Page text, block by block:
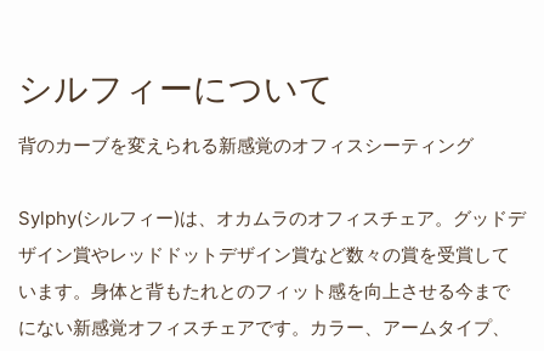
シルフィーについて
背のカーブを変えられる新感覚のオフィスシーティング
Sylphy(シルフィー)は、オカムラのオフィスチェア。グッドデ
ザイン賞やレッドドットデザイン賞など数々の賞を受賞して
います。身体と背もたれとのフィット感を向上させる今まで
にない新感覚オフィスチェアです。カラー、アームタイプ、